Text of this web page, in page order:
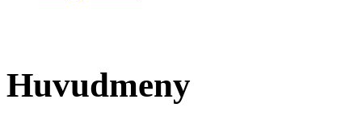
Huvudmeny